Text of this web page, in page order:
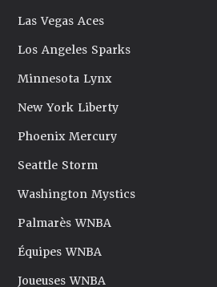
Las Vegas Aces
Los Angeles Sparks
Minnesota Lynx
New York Liberty
Phoenix Mercury
Seattle Storm
Washington Mystics
Palmarès WNBA
Équipes WNBA
Joueuses WNBA